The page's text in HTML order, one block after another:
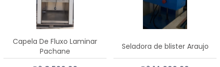
Capela De Fluxo Laminar
Pachane
Seladora de blister Araujo